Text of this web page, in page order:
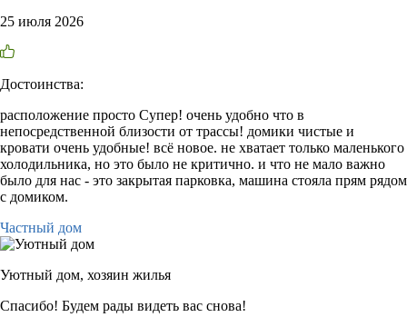
25 июля 2026
Достоинства:
расположение просто Супер! очень удобно что в
непосредственной близости от трассы! домики чистые и
кровати очень удобные! всё новое. не хватает только маленького
холодильника, но это было не критично. и что не мало важно
было для нас - это закрытая парковка, машина стояла прям рядом
с домиком.
Частный дом
Уютный дом, хозяин жилья
Спасибо! Будем рады видеть вас снова!